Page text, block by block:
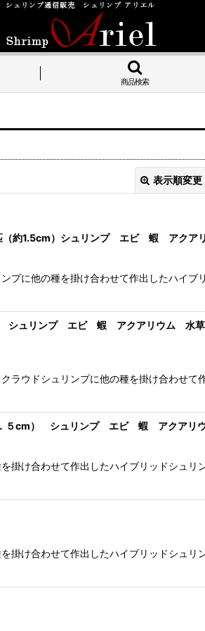
商品検索
表示順変更
（約1.5cm）シュリンプ エビ 蝦 アク
に他の種を掛け合わせて作出したハイブ
シュリンプ エビ 蝦 アクアリウム 水
ウドシュリンプに他の種を掛け合わせて
．５cm） シュリンプ エビ 蝦 アクア
け合わせて作出したハイブリッドシュ
け合わせて作出したハイブリッドシュ